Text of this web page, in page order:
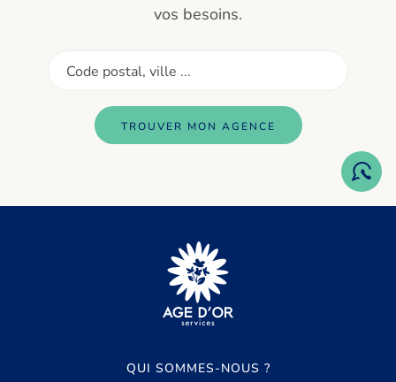
vos besoins.
TROUVER MON AGENCE
QUI SOMMES-NOUS ?